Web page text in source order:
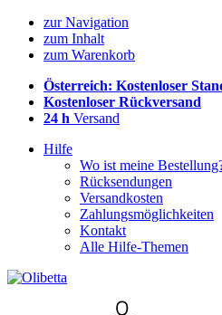
zur Navigation
zum Inhalt
zum Warenkorb
Österreich: Kostenloser
Kostenloser Rückversand
24 h Versand
Hilfe
Wo ist meine
Rücksendungen
Versandkosten
Zahlungsmöglichkeiten
Kontakt
Alle Hilfe-Themen